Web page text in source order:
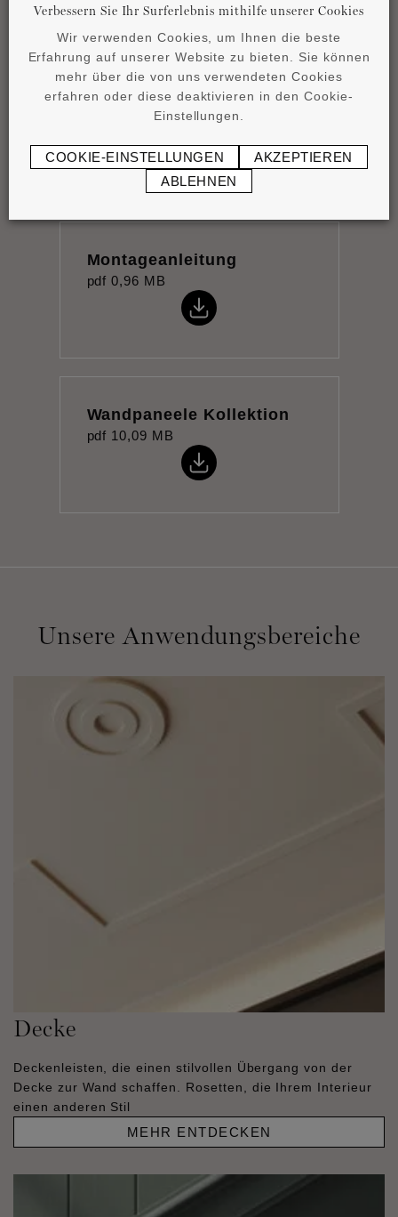
Datenblatt
Montageanleitung
pdf 0,96 MB
Wandpaneele Kollektion
pdf 10,09 MB
Unsere Anwendungsbereiche
Decke
Deckenleisten, die einen stilvollen Übergang von der
Decke zur Wand schaffen. Rosetten, die Ihrem Interieur
einen anderen Stil
MEHR ENTDECKEN
Verbessern Sie Ihr Surferlebnis mithilfe unserer Cookies
Wir verwenden Cookies, um Ihnen die beste
Erfahrung auf unserer Website zu bieten. Sie können
mehr über die von uns verwendeten Cookies
erfahren oder diese deaktivieren in den Cookie-
Einstellungen.
COOKIE-EINSTELLUNGEN
AKZEPTIEREN
ABLEHNEN